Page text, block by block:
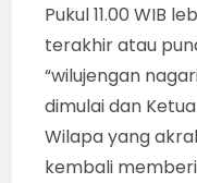
Pukul 11.00 WIB
terakhir atau
“wilujengan
dimulai dan
Wilapa yang
kembali